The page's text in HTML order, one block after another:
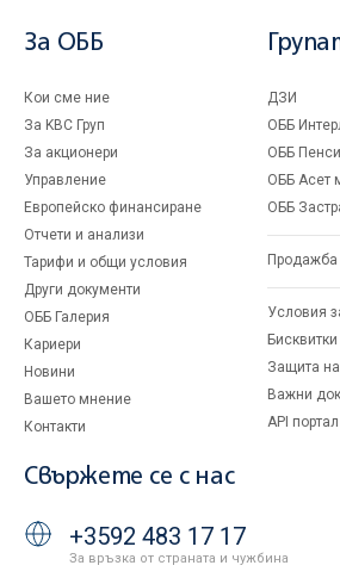
За ОББ
Кои сме ние
За KBC Груп
За акционери
Управление
Европейско финансиране
Отчети и анализи
Тарифи и общи условия
Други документи
ОББ Галерия
Кариери
Новини
Вашето мнение
Контакти
ДЗИ
ОББ
ОББ
ОББ Асет
ОББ
Продажба
Условия
Бисквитки
Защита
Важни
API
Свържете се с нас
+3592 483 17 17
За връзка от страната и чужбина